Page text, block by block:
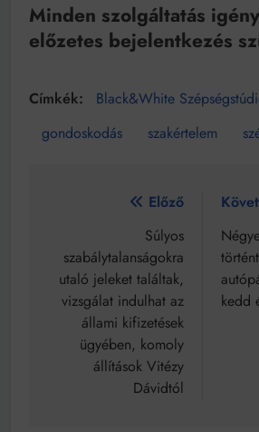
Minden szolgáltatás
előzetes bejelentkezés
Black&White
gondoskodás
szakértelem
BejegyzésElőző
Súlyos
szabálytalanságokra
utaló jeleket találtak,
vizsgálat indulhat az
állami kifizetések
ügyében, komoly
állítások Vitézy
Dávidtól
kedd